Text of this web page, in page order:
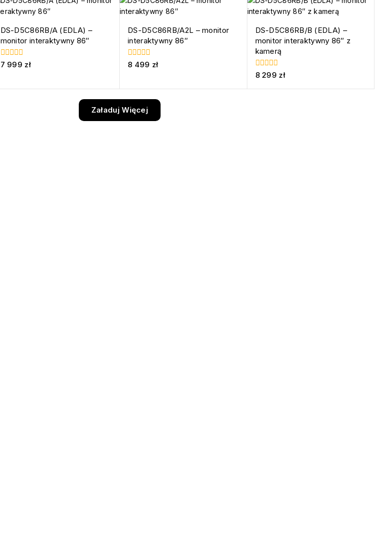
DS-D5C86RB/A (EDLA) –
monitor interaktywny 86″
0
7 999 zł
DS-D5C86RB/A2L – monitor
interaktywny 86″
0
8 499 zł
DS-D5C86RB/B (EDLA) –
monitor interaktywny 86″ z
kamerą
0
5
8 299 zł
Załaduj Więcej